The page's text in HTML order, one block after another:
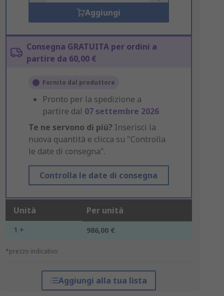
Aggiungi
Consegna GRATUITA per ordini a
partire da 60,00 €
Fornito dal produttore
Pronto per la spedizione a
partire dal 07 settembre 2026
Te ne servono di più? Inserisci la
nuova quantità e clicca su "Controlla
le date di consegna".
Controlla le date di consegna
Unità Per unità
1 + 986,00 €
*prezzo indicativo
Aggiungi alla tua lista